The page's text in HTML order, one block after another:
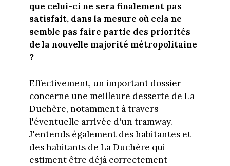
que celui-ci ne sera finalement pas
satisfait, dans la mesure où cela ne
semble pas faire partie des priorités
de la nouvelle majorité métropolitaine
?
Effectivement, un important dossier
concerne une meilleure desserte de La
Duchère, notamment à travers
l'éventuelle arrivée d'un tramway.
J'entends également des habitantes et
des habitants de La Duchère qui
estiment être déjà correctement